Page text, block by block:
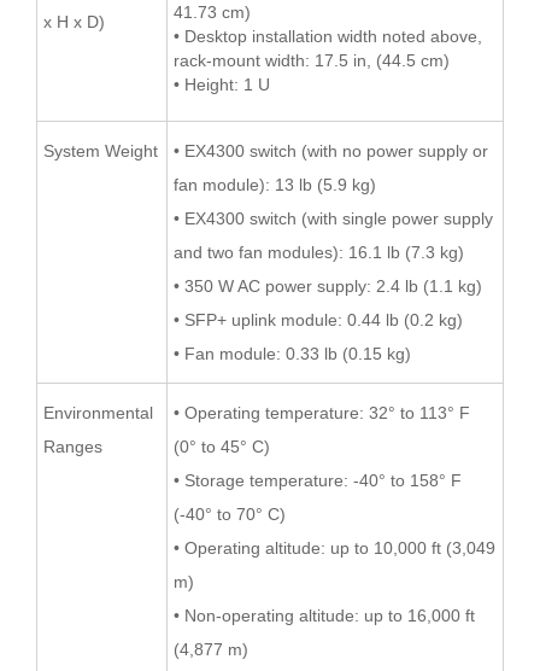
x H x D)
41.73 cm)
• Desktop installation width noted above,
rack-mount width: 17.5 in, (44.5 cm)
• Height: 1 U
System Weight
• EX4300 switch (with no power supply or
fan module): 13 lb (5.9 kg)
• EX4300 switch (with single power supply
and two fan modules): 16.1 lb (7.3 kg)
• 350 W AC power supply: 2.4 lb (1.1 kg)
• SFP+ uplink module: 0.44 lb (0.2 kg)
• Fan module: 0.33 lb (0.15 kg)
Environmental
Ranges
• Operating temperature: 32° to 113° F
(0° to 45° C)
• Storage temperature: -40° to 158° F
(-40° to 70° C)
• Operating altitude: up to 10,000 ft (3,049
m)
• Non-operating altitude: up to 16,000 ft
(4,877 m)